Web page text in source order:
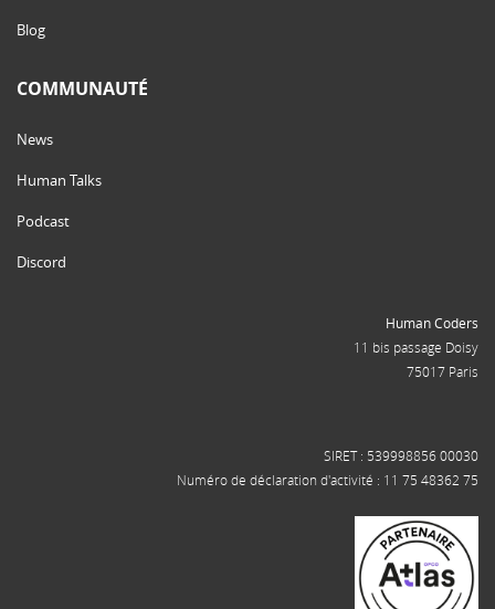
Blog
COMMUNAUTÉ
News
Human Talks
Podcast
Discord
Human Coders
11 bis passage Doisy
75017 Paris
SIRET : 539998856 00030
Numéro de déclaration d'activité : 11 75 48362 75